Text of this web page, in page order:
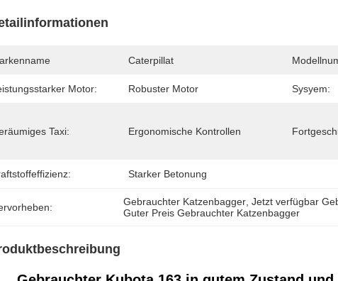
Caterpillat
Motor: Robuster Motor Sysyem:
Taxi: Ergonomische Kontrollen
Starker Betonung
Gebrauchter Katzenbagger , Jetzt verfügbar
Guter Preis Gebrauchter Katzenbagger